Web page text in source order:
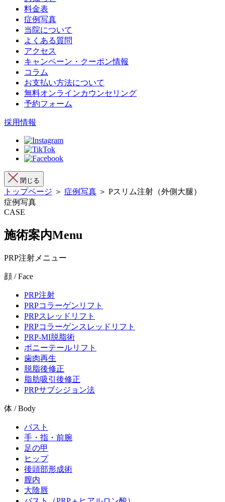
料金表
症例写真
当院について
よくある質問
アクセス
キャンペーン・クーポン情報
コラム
お支払い方法について
無料オンラインカウンセリング
予約フォーム
採用情報
閉じる
トップページ ＞ 症例写真 ＞ Pスリム注射（外側大腿）
症例写真
CASE
施術案内Menu
PRP注射メニュー
顔 / Face
PRP注射
PRPコラーゲンリフト
PRPスレッドリフト
PRPコラーゲンスレッドリフト
PRP-MI脱脂術
ポニーテールリフト
歯肉再生
脱脂後修正
脂肪吸引後修正
PRPサブシジョン法
体 / Body
バスト
手・指・前腕
足の甲
ヒップ
後頭部形成術
膣内
大陰唇